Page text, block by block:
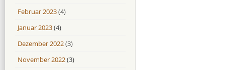
Februar 2023(4)
Januar 2023(4)
Dezember 2022(3)
November 2022(3)